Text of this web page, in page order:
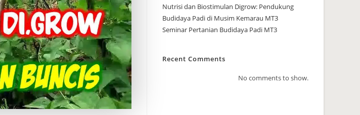
Nutrisi dan Biostimulan Digrow: Pendukung
Budidaya Padi di Musim Kemarau MT3
Seminar Pertanian Budidaya Padi MT3
Recent Comments
No comments to show.